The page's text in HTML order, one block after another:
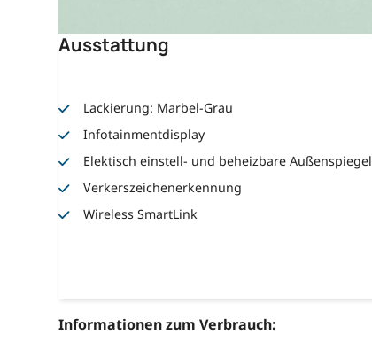
Ausstattung
Lackierung: Marbel-Grau
Infotainmentdisplay
Elektisch einstell- und beheizbare Außenspiegel
Verkerszeichenerkennung
Wireless SmartLink
Informationen zum Verbrauch: